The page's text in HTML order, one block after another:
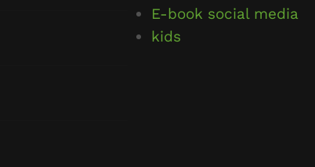
E-book social media
kids